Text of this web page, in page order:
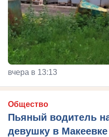
вчера в 13:13
Общество
Пьяный водитель
девушку в